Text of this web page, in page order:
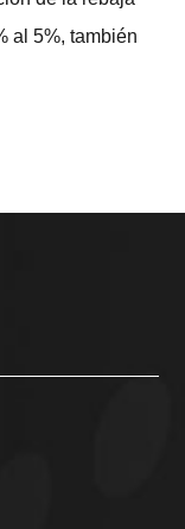
al 5%, también